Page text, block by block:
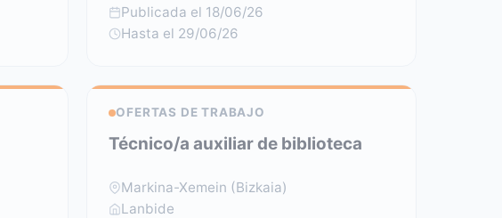
Publicada el 18/06/26
Hasta el 29/06/26
OFERTAS DE TRABAJO
Técnico/a auxiliar de biblioteca
Markina-Xemein (Bizkaia)
Lanbide